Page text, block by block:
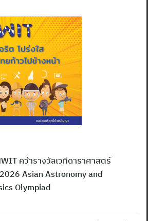
คว้ารางวัลเวทีดาราศาสตร์
Asian Astronomy and
Olympiad